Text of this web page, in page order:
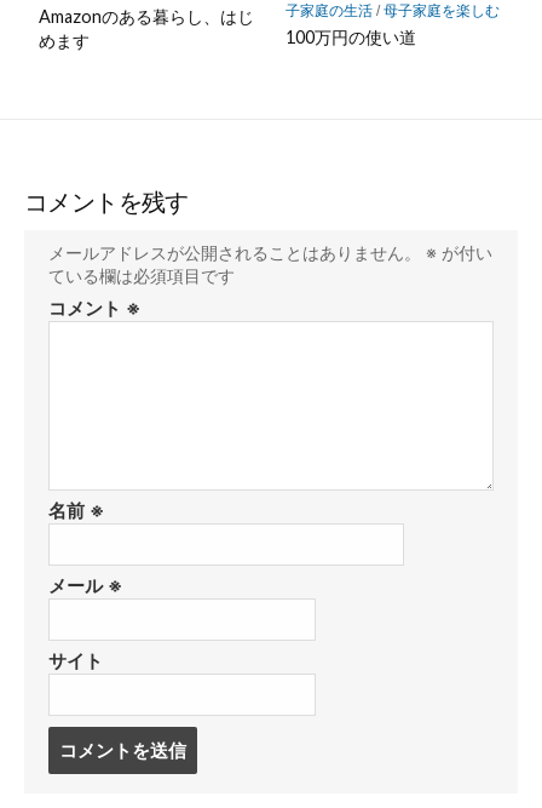
Amazonのある暮らし、はじ
めます
子家庭の生活/母子家庭を楽しむ
100万円の使い道
コメントを残す
メールアドレスが公開されることはありません。 ※ が付い
ている欄は必須項目です
コメント ※
名前 ※
メール ※
サイト